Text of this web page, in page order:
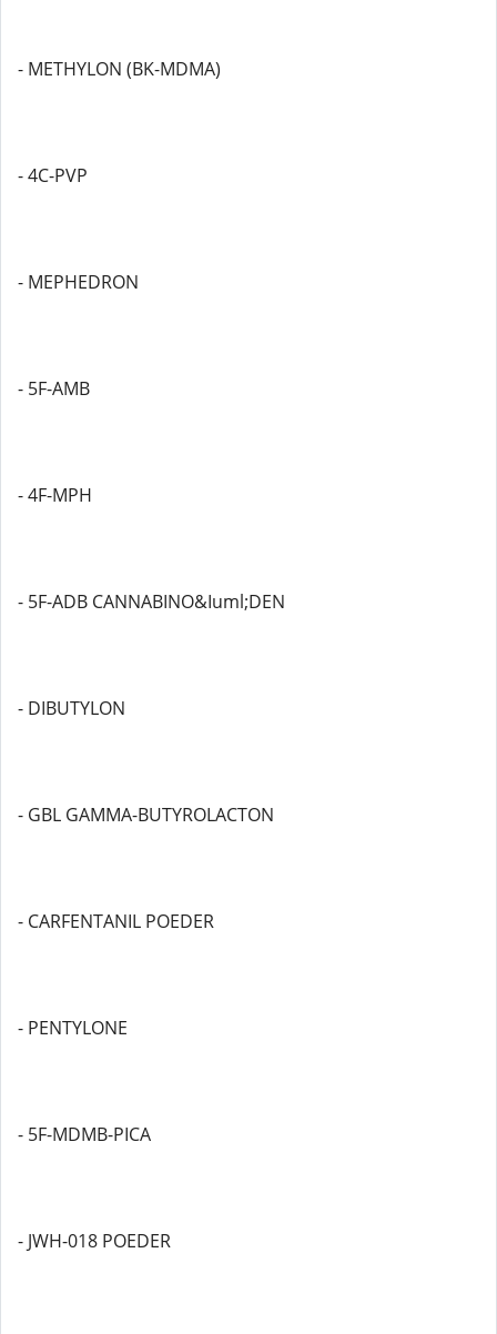
- METHYLON (BK-MDMA)
- 4C-PVP
- MEPHEDRON
- 5F-AMB
- 4F-MPH
- 5F-ADB CANNABINO&Iuml;DEN
- DIBUTYLON
- GBL GAMMA-BUTYROLACTON
- CARFENTANIL POEDER
- PENTYLONE
- 5F-MDMB-PICA
- JWH-018 POEDER